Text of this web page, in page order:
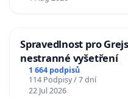
Spravedlnost pro
nestranné vyšetření
1 664 podpisů
114 Podpisy / 7 dní
22 Jul 2026